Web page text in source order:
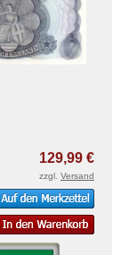
129,99 €
zzgl. Versand